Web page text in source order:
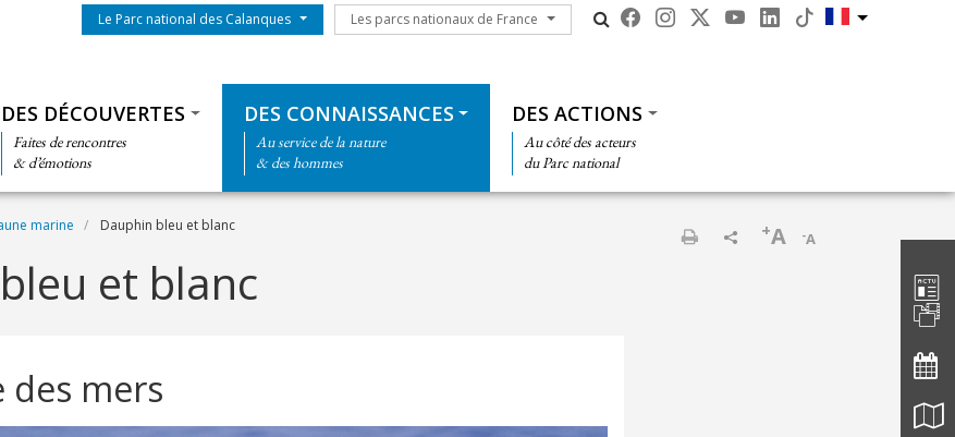
Menu du parc
Le Parc national des Calanques Les parcs nationaux de France
Les parcs nationaux de France
DES DÉCOUVERTES
Faites de rencontres
& d’émotions
DES CONNAISSANCES
Au service de la nature
& des hommes
DES ACTIONS
Au côté des acteurs
du Parc national
marine Dauphin bleu et blanc
-A
+A
et blanc
des mers